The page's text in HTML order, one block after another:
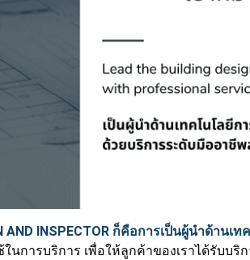
AND INSPECTOR ก็คือการเป็นผู้นำด้านเท
นการบริการ เพื่อให้ลูกค้าของเราได้รับบ